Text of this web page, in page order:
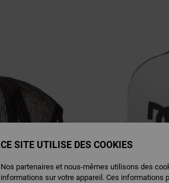
CE SITE UTILISE DES COOKIES
Nos partenaires et nous-mêmes utilisons des
informations sur votre appareil. Ces informations